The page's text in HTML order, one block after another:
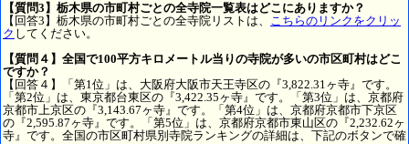
【質問3】栃木県の市町村ごとの全寺院一覧表はどこにありますか？
【回答3】栃木県の市町村ごとの全寺院リストは、 こちらのリンクをクリッ
ク してください。
【質問４】全国で100平方キロメートル当りの寺院が多いの市区町村はどこ
ですか？
【回答４】「第1位」は、大阪府大阪市天王寺区の『3,822.31ヶ寺』です。
「第2位」は、東京都台東区の『3,422.35ヶ寺』です。「第3位」は、京都府
京都市上京区の『3,143.67ヶ寺』です。「第4位」は、京都府京都市下京区
の『2,595.87ヶ寺』です。「第5位」は、京都府京都市東山区の『2,232.62ヶ
寺』です。全国の市区町村県別寺院ランキングの詳細は、下記のボタンで確